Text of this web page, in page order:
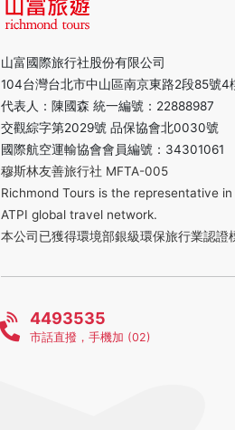
山富國際旅行社股份有限公司
104台灣台北市中山區南京東路2段85號4
代表人：陳國森 統一編號：22888987
交觀綜字第2029號 品保協會北0030號
國際航空運輸協會會員編號：34301061
穆斯林友善旅行社 MFTA-005
Richmond Tours is the representative
ATPI global travel network.
本公司已獲得環境部銀級環保旅行業認證
4493535
市話直撥，手機加 (02)